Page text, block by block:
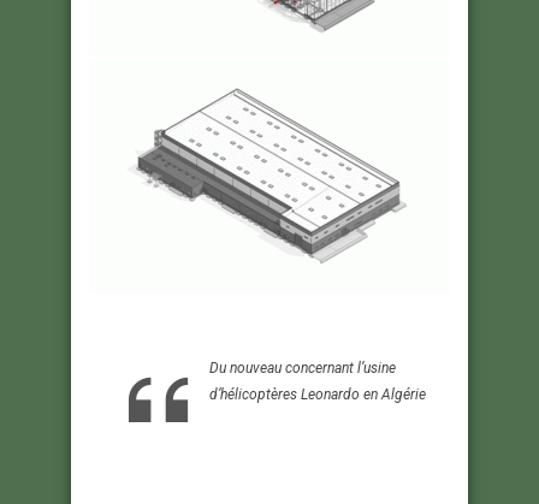
Du nouveau concernant l’usine
d’hélicoptères Leonardo en Algérie